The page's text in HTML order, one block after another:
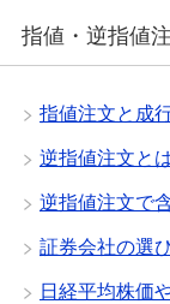
指値・逆指値
指値注文と成
逆指値注文と
逆指値注文で
証券会社の選
日経平均株価